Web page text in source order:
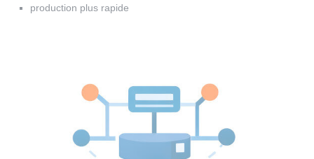
production plus rapide